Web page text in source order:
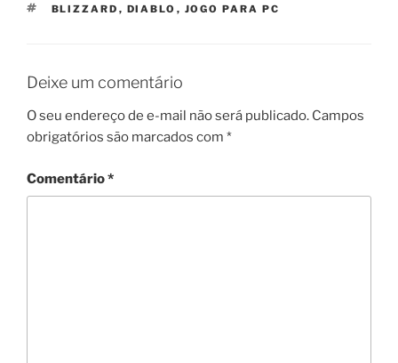
TAGS
BLIZZARD , DIABLO , JOGO PARA PC
Deixe um comentário
O seu endereço de e-mail não será publicado. Campos
obrigatórios são marcados com *
Comentário*